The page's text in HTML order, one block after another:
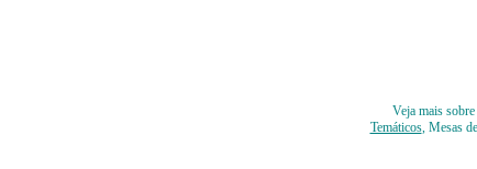
Veja mais
Temáticos, Mesas